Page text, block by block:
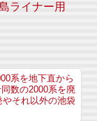
ライナー用
系を地下直から
数の2000系を廃
それ以外の池袋